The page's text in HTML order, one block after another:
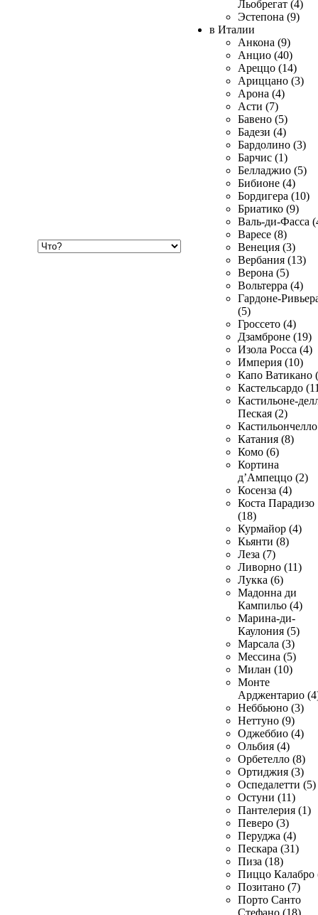
Льобрегат (4)
Эстепона (9)
в Италии
Анкона (9)
Анцио (40)
Ареццо (14)
Ариццано (3)
Арона (4)
Асти (7)
Бавено (5)
Бадези (4)
Бардолино (3)
Барчис (1)
Белладжио (5)
Бибионе (4)
Бордигера (10)
Бриатико (9)
Валь-ди-Фасса
Варесе (8)
Венеция (3)
Вербания (13)
Верона (5)
Вольтерра (4)
Гардоне-
(5)
Гроссето (4)
Дзамброне (19)
Изола Росса (4)
Империя (10)
Капо Ватикано
Кастельсардо
Кастильоне-
Пеская (2)
Катания (8)
Комо (6)
Кортина
д’Ампеццо (2)
Косенза (4)
Коста Парадизо
(18)
Курмайор (4)
Кьянти (8)
Леза (7)
Ливорно (11)
Лукка (6)
Мадонна ди
Кампильо (4)
Марина-ди-
Каулония (5)
Марсала (3)
Мессина (5)
Милан (10)
Монте
Арджентарио
Неббьюно (3)
Неттуно (9)
Оджеббио (4)
Ольбия (4)
Орбетелло (8)
Ортиджия (3)
Оспедалетти (5)
Остуни (11)
Пантелерия (1)
Певеро (3)
Перуджа (4)
Пескара (31)
Пиза (18)
Пиццо Калабро
Позитано (7)
Порто Санто
Стефано (18)